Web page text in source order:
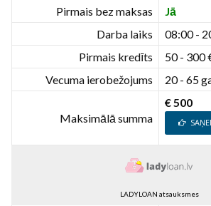
Pirmais bez maksas
Jā
Darba laiks
08:00 -
Pirmais kredīts
50 - 300
Vecuma ierobežojums
20 - 65
Maksimālā summa
€ 500
LADYLOAN atsauksmes